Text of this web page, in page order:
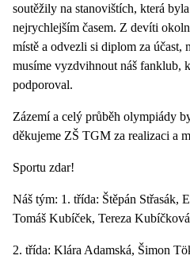
soutěžily na stanovištích, která
nejrychlejším časem. Z devíti
místě a odvezli si diplom za účast,
musíme vyzdvihnout náš fanklub,
podporoval.
Zázemí a celý průběh olympiády
děkujeme ZŠ TGM za realizaci a
Sportu zdar!
Náš tým: 1. třída: Štěpán Střasák,
Tomáš Kubíček, Tereza Kubíčková
2. třída: Klára Adamská, Šimon